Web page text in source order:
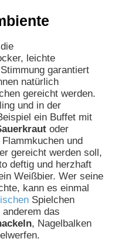
leichte
garantiert
natürlich
gereicht werden.
und in der
ein Buffet mit
oder
und
gereicht werden soll,
deftig und herzhaft
Weißbier. Wer seine
kann es einmal
Spielchen
das
, Nagelbalken